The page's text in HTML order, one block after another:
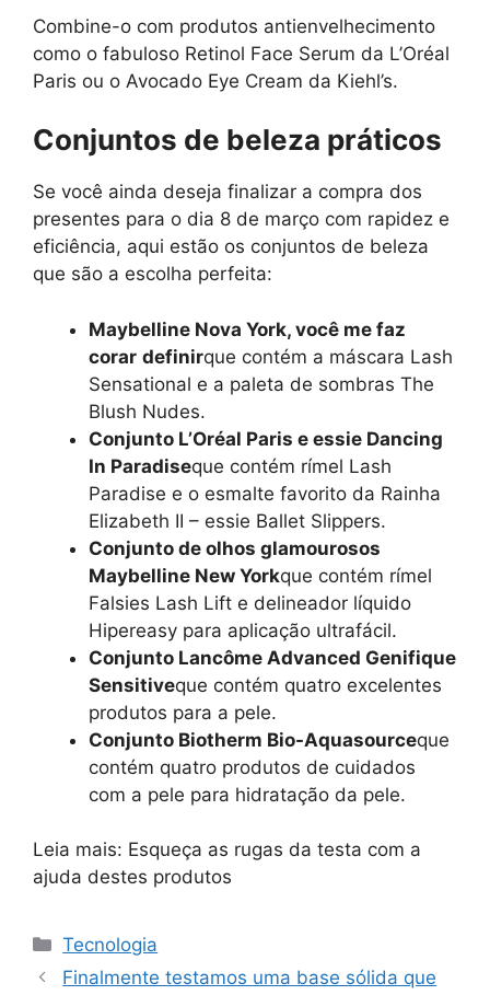
Combine-o com produtos antienvelhecimento
como o fabuloso Retinol Face Serum da L’Oréal
Paris ou o Avocado Eye Cream da Kiehl’s.
Conjuntos de beleza práticos
Se você ainda deseja finalizar a compra dos
presentes para o dia 8 de março com rapidez e
eficiência, aqui estão os conjuntos de beleza
que são a escolha perfeita:
Maybelline Nova York, você me faz
corar definirque contém a máscara Lash
Sensational e a paleta de sombras The
Blush Nudes.
Conjunto L’Oréal Paris e essie Dancing
In Paradiseque contém rímel Lash
Paradise e o esmalte favorito da Rainha
Elizabeth II – essie Ballet Slippers.
Conjunto de olhos glamourosos
Maybelline New Yorkque contém rímel
Falsies Lash Lift e delineador líquido
Hipereasy para aplicação ultrafácil.
Conjunto Lancôme Advanced Genifique
Sensitiveque contém quatro excelentes
produtos para a pele.
Conjunto Biotherm Bio-Aquasourceque
contém quatro produtos de cuidados
com a pele para hidratação da pele.
Leia mais: Esqueça as rugas da testa com a
ajuda destes produtos
Categorias
Tecnologia
Finalmente testamos uma base sólida que